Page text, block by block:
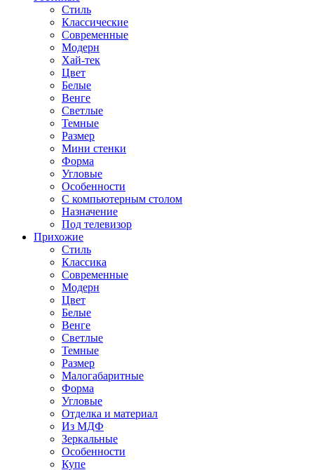
Стиль
Классические
Современные
Модерн
Хай-тек
Цвет
Белые
Венге
Светлые
Темные
Размер
Мини стенки
Форма
Угловые
Особенности
С компьютерным столом
Назначение
Под телевизор
Прихожие
Стиль
Классика
Современные
Модерн
Цвет
Белые
Венге
Светлые
Темные
Размер
Малогабаритные
Форма
Угловые
Отделка и материал
Из МДФ
Зеркальные
Особенности
Купе